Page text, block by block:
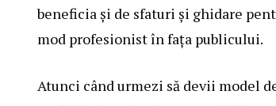
beneficia și de sfaturi și ghidare
mod profesionist în fața publicului.
Atunci când urmezi să devii model